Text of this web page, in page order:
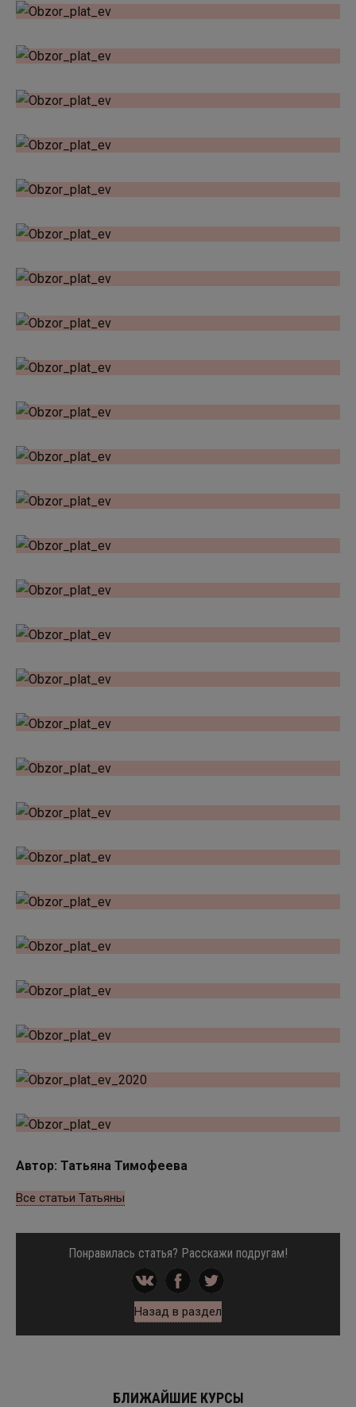
Автор: Татьяна Тимофеева
Все статьи Татьяны
Понравилась статья? Расскажи подругам!
Назад в раздел
БЛИЖАЙШИЕ КУРСЫ